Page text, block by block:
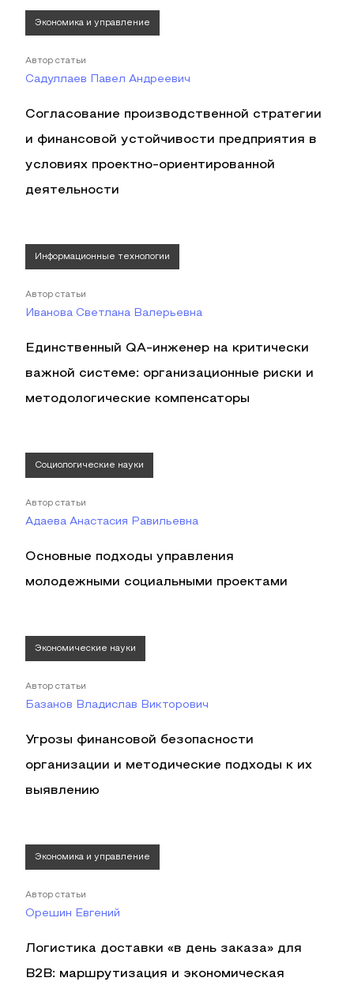
Экономика и управление
Автор статьи
Садуллаев Павел Андреевич
Согласование производственной стратегии
и финансовой устойчивости предприятия в
условиях проектно-ориентированной
деятельности
Информационные технологии
Автор статьи
Иванова Светлана Валерьевна
Единственный QA-инженер на критически
важной системе: организационные риски и
методологические компенсаторы
Социологические науки
Автор статьи
Адаева Анастасия Равильевна
Основные подходы управления
молодежными социальными проектами
Экономические науки
Автор статьи
Базанов Владислав Викторович
Угрозы финансовой безопасности
организации и методические подходы к их
выявлению
Экономика и управление
Автор статьи
Орешин Евгений
Логистика доставки «в день заказа» для
B2B: маршрутизация и экономическая